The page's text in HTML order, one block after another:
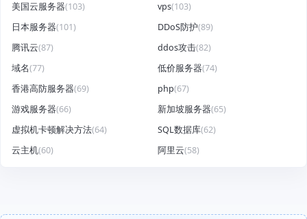
美国云服务器(103) vps(103)
日本服务器(101) DDoS防护(89)
腾讯云(87) ddos攻击(82)
域名(77) 低价服务器(74)
香港高防服务器(69) php(67)
游戏服务器(66) 新加坡服务器(65)
虚拟机卡顿解决方法(64) SQL数据库(62)
云主机(60) 阿里云(58)